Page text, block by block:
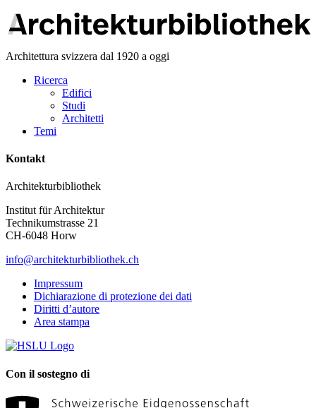
Architettura svizzera dal 1920 a oggi
Ricerca
Edifici
Studi
Architetti
Temi
Kontakt
Architekturbibliothek
Institut für Architektur
Technikumstrasse 21
CH-6048 Horw
info@architekturbibliothek.ch
Impressum
Dichiarazione di protezione dei dati
Diritti d’autore
Area stampa
Con il sostegno di